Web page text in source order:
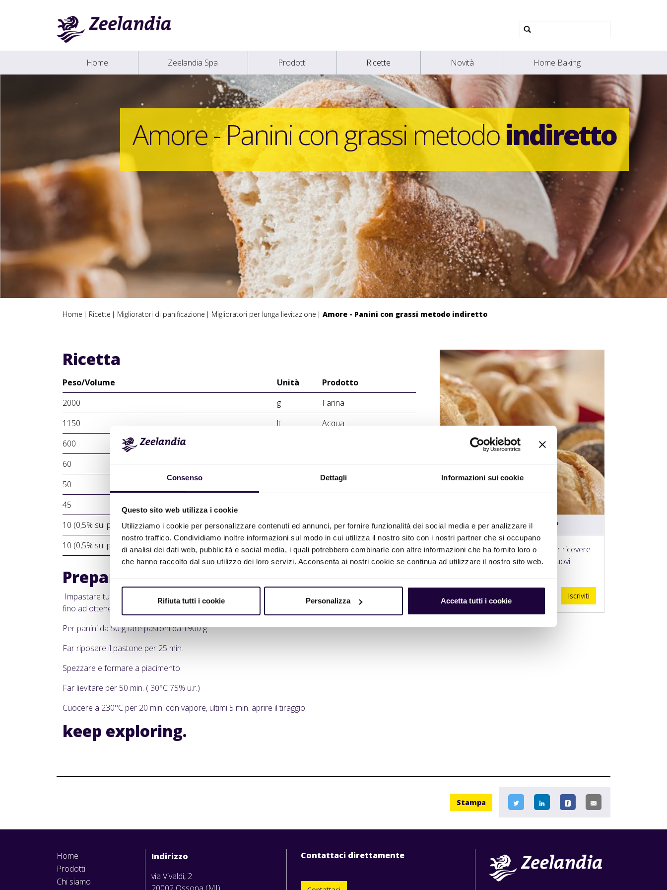
Consenso Dettagli Informazioni sui cookie
Questo sito web utilizza i cookie
Utilizziamo i cookie per personalizzare contenuti ed annunci, per fornire funzionalità dei social media e per analizzare il
nostro traffico. Condividiamo inoltre informazioni sul modo in cui utilizza il nostro sito con i nostri partner che si occupano
di analisi dei dati web, pubblicità e social media, i quali potrebbero combinarle con altre informazioni che ha fornito loro o
che hanno raccolto dal suo utilizzo dei loro servizi. Acconsenta ai nostri cookie se continua ad utilizzare il nostro sito web.
Rifiuta tutti i cookie Personalizza Accetta tutti i cookie
Ricerca
avanzata…
Home Zeelandia Spa Prodotti Ricette Novità Home Baking
Amore - Panini con grassi metodoindiretto
Home Ricette Miglioratori di panificazione Miglioratori per lunga lievitazione Amore - Panini con grassi metodo indiretto
Ricetta
Peso/Volume Unità
Prodotto
2000
g
Farina
1150
lt
Acqua
600
60
g
Olio
50
Lievito
45
10 (0,5% sul peso della farina)
g
Amore
10 (0,5% sul peso della farina)
g Magic
Preparazione
Impastare tutti gli ingredienti in impastatrice per 7 min. in prima velocità e 10 min. in seconda velocità,
fino ad ottenere un impasto liscio e sostenuto.
Per panini da 50 g fare pastoni da 1900 g.
Far riposare il pastone per 25 min.
Spezzare e formare a piacimento.
Far lievitare per 50 min. ( 30°C 75% u.r.)
Cuocere a 230°C per 20 min. con vapore, ultimi 5 min. aprire il tiraggio.
keep exploring.
Vuoi ricevere nuove ricette?
Iscrivi alla nostra newsletter per ricevere
in anteprima informazioni sui nuovi
Iscriviti
Stampa
Home
Prodotti
Chi siamo
Indirizzo
via Vivaldi, 2
Contattaci direttamente